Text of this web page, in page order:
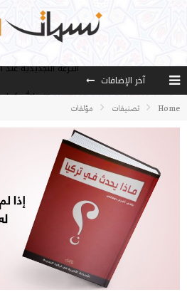
آخر الإضافات
الأستاذ عالما عارفا حكيما
مصادر العلم وسببه
Home تصنيفات مؤلفات